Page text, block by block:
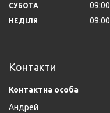
СУБОТА 09:00
НЕДІЛЯ 09:00
Контакти
Андрей